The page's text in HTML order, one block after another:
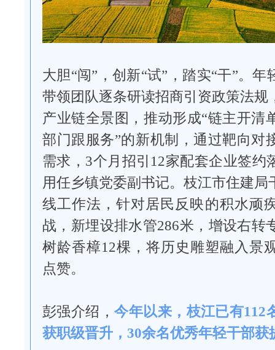
大胆“闯”，创新“试”，踏实“干”。
带领团队逐条研读招商引资政策法规
产业链全景图，推动形成“链主开清
部门跟服务”的新机制，通过靶向对
需求，3个月招引12家配套企业签约
用任乡镇党委副书记。枝江市住建局
线工作法，针对居民反映的积水顽
战，新埋设排水管286米，增设右转
树龄香樟12棵，将历史雕塑融入景
点赞。
彭强介绍，今年以来，枝江已有112
获职级晋升，30余名优秀年轻干部获